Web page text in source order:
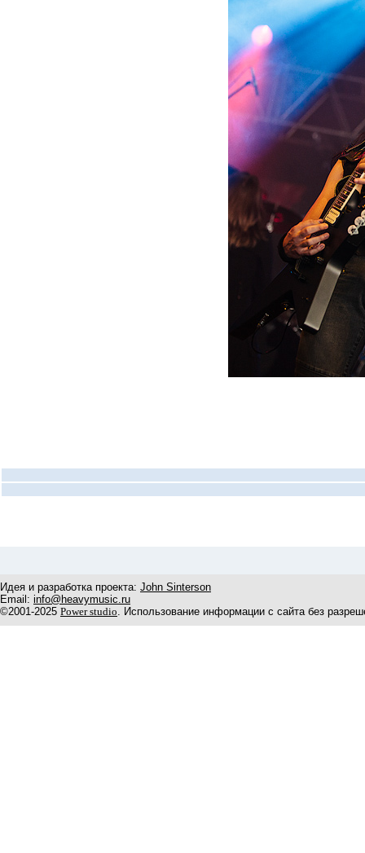
Идея и разработка проекта: John Sinterson
Email: info@heavymusic.ru
©2001-2025 Power studio. Использование информации с сайта без